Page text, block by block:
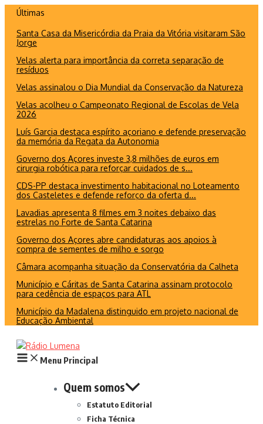
conteúdo
Últimas
Santa Casa da Misericórdia da Praia da Vitória visitaram São
Jorge
Velas alerta para importância da correta separação de
resíduos
Velas assinalou o Dia Mundial da Conservação da Natureza
Velas acolheu o Campeonato Regional de Escolas de Vela
2026
Luís Garcia destaca espírito açoriano e defende preservação
da memória da Regata da Autonomia
Governo dos Açores investe 3,8 milhões de euros em
cirurgia robótica para reforçar cuidados de s...
CDS-PP destaca investimento habitacional no Loteamento
dos Casteletes e defende reforço da oferta d...
Lavadias apresenta 8 filmes em 3 noites debaixo das
estrelas no Forte de Santa Catarina
Governo dos Açores abre candidaturas aos apoios à
compra de sementes de milho e sorgo
Câmara acompanha situação da Conservatória da Calheta
Município e Cáritas de Santa Catarina assinam protocolo
para cedência de espaços para ATL
Município da Madalena distinguido em projeto nacional de
Educação Ambiental
Menu Principal
Quem somos
Estatuto Editorial
Ficha Técnica